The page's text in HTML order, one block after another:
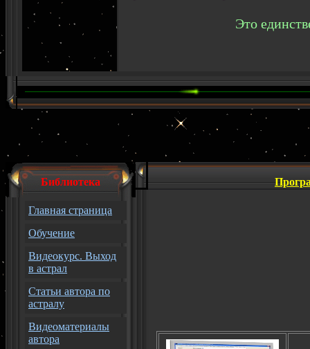
Это
Библиотека
Главная страница
Обучение
Видеокурс. Выход
в астрал
Статьи автора по
астралу
Видеоматериалы
автора